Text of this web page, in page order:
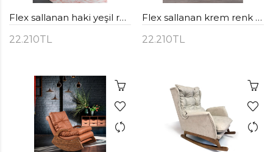
Flex sallanan haki yeşil renk dinlenme - TV koltuğu
22.210TL
Flex sallanan krem renk dinlenme - TV koltuğu
22.210TL